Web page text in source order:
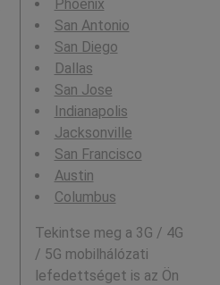
Phoenix
San Antonio
San Diego
Dallas
San Jose
Indianapolis
Jacksonville
San Francisco
Austin
Columbus
Tekintse meg a 3G / 4G
/ 5G mobilhálózati
lefedettséget is az Ön